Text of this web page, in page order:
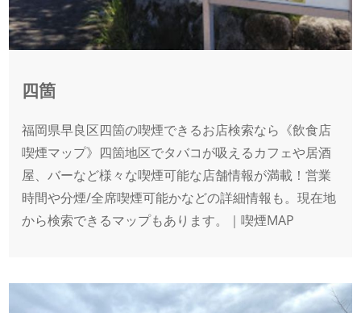
四箇
福岡県早良区四箇の喫煙できるお店検索なら《飲食店
喫煙マップ》四箇地区でタバコが吸えるカフェや居酒
屋、バーなど様々な喫煙可能な店舗情報が満載！営業
時間や分煙/全席喫煙可能かなどの詳細情報も。現在地
から検索できるマップもあります。｜喫煙MAP